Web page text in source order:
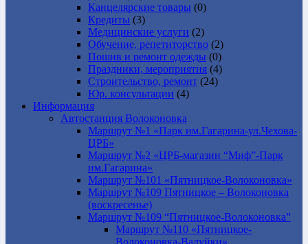
Канцелярские товары (0)
Кредиты (3)
Медицинские услуги (2)
Обучение, репетиторство (2)
Пошив и ремонт одежды (0)
Праздники, мероприятия (4)
Строительство, ремонт (24)
Юр. консультации (4)
Информация
Автостанция Волоконовка
Маршрут №1 «Парк им.Гагарина-ул.Чехова-
ЦРБ»
Маршрут №2 «ЦРБ-магазин “Миф”-Парк
им.Гагарина»
Маршрут №101 «Пятницкое-Волоконовка»
Маршрут №109 Пятницкое – Волоконовка
(воскресенье)
Маршрут №109 “Пятницкое-Волоконовка”
Маршрут №110 «Пятницкое-
Волоконовка-Валуйки»